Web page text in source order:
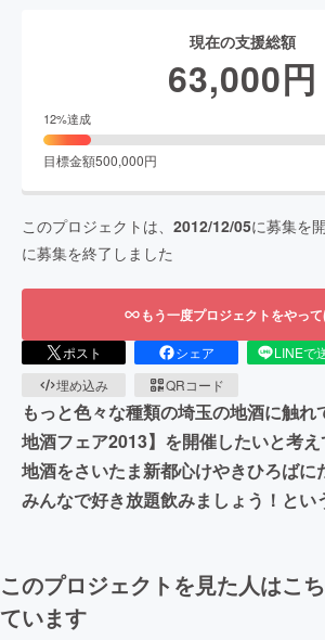
現在の支援総額
63,000円
12%達成
目標金額500,000円
このプロジェクトは、 2012/12/05に募集を
に募集を終了しました
もう一度プロジェクトをやっ
ポスト シェア LINEで
埋め込み
QRコード
もっと色々な種類の埼玉の地酒に触れ
地酒フェア2013】を開催したいと考
地酒をさいたま新都心けやきひろばに
みんなで好き放題飲みましょう！とい
このプロジェクトを見た人はこ
ています